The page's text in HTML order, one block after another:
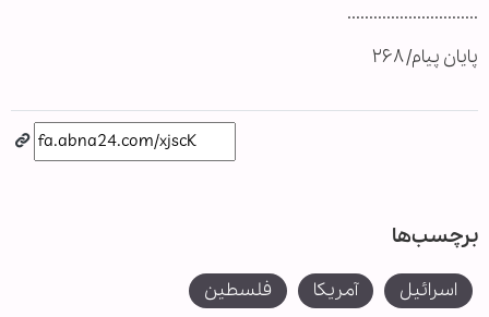
..............................
پایان پیام/ ۲۶۸
برچسب‌ها
اسرائیل آمریکا فلسطین